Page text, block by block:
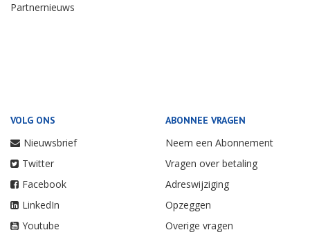
Partnernieuws
VOLG ONS
Nieuwsbrief
Twitter
Facebook
LinkedIn
Youtube
ABONNEE VRAGEN
Neem een Abonnement
Vragen over betaling
Adreswijziging
Opzeggen
Overige vragen